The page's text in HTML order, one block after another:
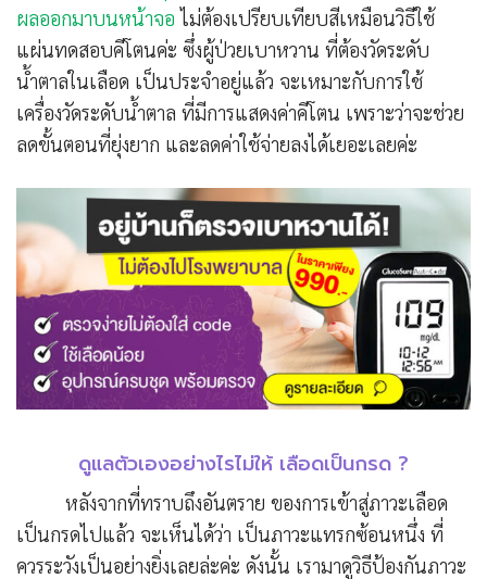
ผลออกมาบนหน้าจอ ไม่ต้องเปรียบเทียบสีเหมือนวิธีใช้
แผ่นทดสอบคีโตนค่ะ ซึ่งผู้ป่วยเบาหวาน ที่ต้องวัดระดับ
น้ำตาลในเลือด เป็นประจำอยู่แล้ว จะเหมาะกับการใช้
เครื่องวัดระดับน้ำตาล ที่มีการแสดงค่าคีโตน เพราะว่าจะช่วย
ลดขั้นตอนที่ยุ่งยาก และลดค่าใช้จ่ายลงได้เยอะเลยค่ะ
ดูแลตัวเองอย่างไรไม่ให้ เลือดเป็นกรด ?
หลังจากที่ทราบถึงอันตราย ของการเข้าสู่ภาวะเลือด
เป็นกรดไปแล้ว จะเห็นได้ว่า เป็นภาวะแทรกซ้อนหนึ่ง ที่
ควรระวังเป็นอย่างยิ่งเลยล่ะค่ะ ดังนั้น เรามาดูวิธีป้องกันภาวะ